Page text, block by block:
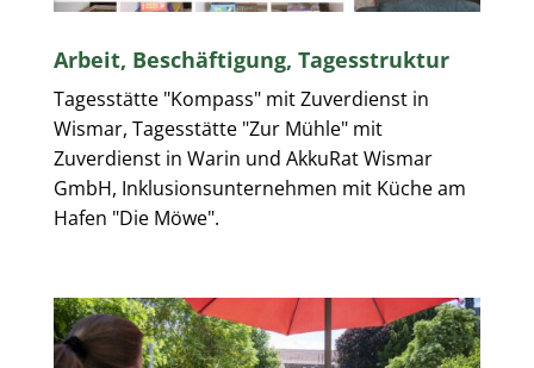
Arbeit, Beschäftigung, Tagesstruktur
Tagesstätte "Kompass" mit Zuverdienst in
Wismar, Tagesstätte "Zur Mühle" mit
Zuverdienst in Warin und AkkuRat Wismar
GmbH, Inklusionsunternehmen mit Küche am
Hafen "Die Möwe".